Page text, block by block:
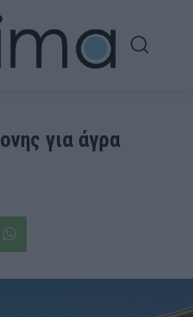
για άγρα